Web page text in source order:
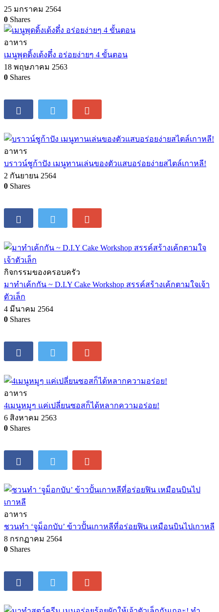
25 มกราคม 2564
0 Shares
อาหาร
เมนูพุดดิ้งเด้งดึ๋ง อร่อยง่ายๆ 4 ขั้นตอน
18 พฤษภาคม 2563
0 Shares
อาหาร
บราวน์ชูก้าปัง เมนูทานเล่นของตัวแสบอร่อยง่ายสไตล์เกาหลี!
2 กันยายน 2564
0 Shares
กิจกรรมของครอบครัว
มาทำเค้กกัน ~ D.I.Y Cake Workshop สรรค์สร้างเค้กตามใจเจ้า
ตัวเล็ก
4 มีนาคม 2564
0 Shares
อาหาร
4เมนูหมูๆ แค่เปลี่ยนซอสก็ได้หลากความอร่อย!
6 สิงหาคม 2563
0 Shares
อาหาร
ชวนทำ ‘จูม็อกบับ’ ข้าวปั้นเกาหลีที่อร่อยฟิน เหมือนบินไปเกาหลี
8 กรกฏาคม 2564
0 Shares